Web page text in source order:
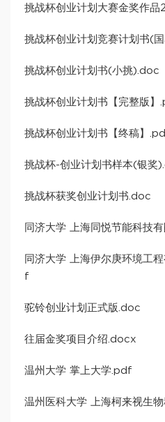
挑战杯创业计划大赛金奖作品
挑战杯创业计划竞赛计划书(
挑战杯创业计划书(小挑).doc
挑战杯创业计划书【完整版】
挑战杯创业计划书【终稿】
挑战杯-创业计划书样本(银奖
挑战杯获奖创业计划书.doc
同济大学 上海同悦节能科技
同济大学 上海伊尔庚环境工
f
驼铃创业计划正式版.doc
往届金奖项目介绍.docx
温州大学 掌上大学.pdf
温州医科大学 上海柯来视生